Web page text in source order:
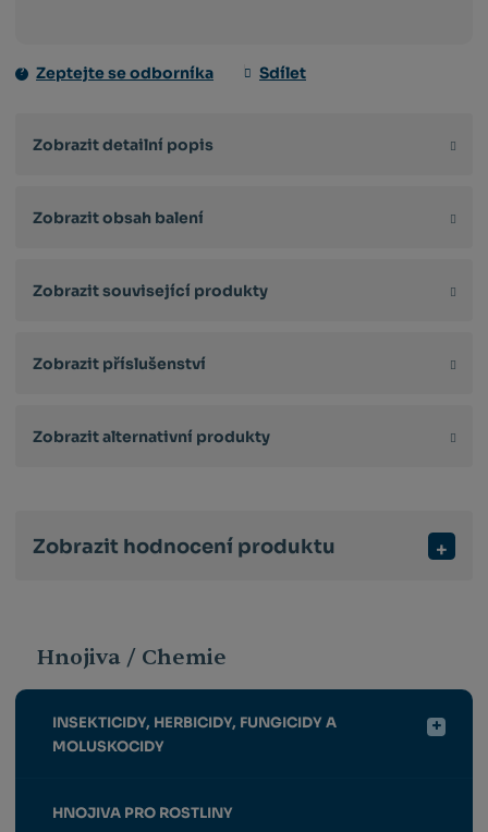
Zeptejte se odborníka Sdílet
Zobrazit detailní popis
Zobrazit obsah balení
Zobrazit související produkty
Zobrazit příslušenství
Zobrazit alternativní produkty
Zobrazit hodnocení produktu
Hnojiva / Chemie
INSEKTICIDY, HERBICIDY, FUNGICIDY A
MOLUSKOCIDY
HNOJIVA PRO ROSTLINY